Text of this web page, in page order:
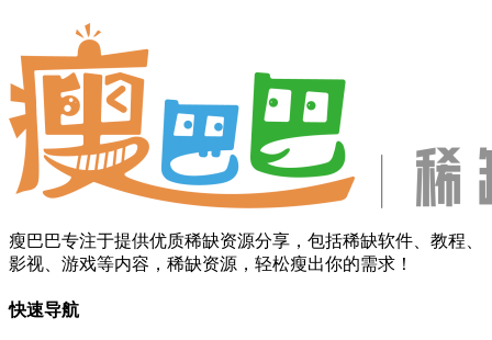
瘦巴巴专注于提供优质稀缺资源分享，包括稀缺软件、教程、
影视、游戏等内容，稀缺资源，轻松瘦出你的需求！
快速导航